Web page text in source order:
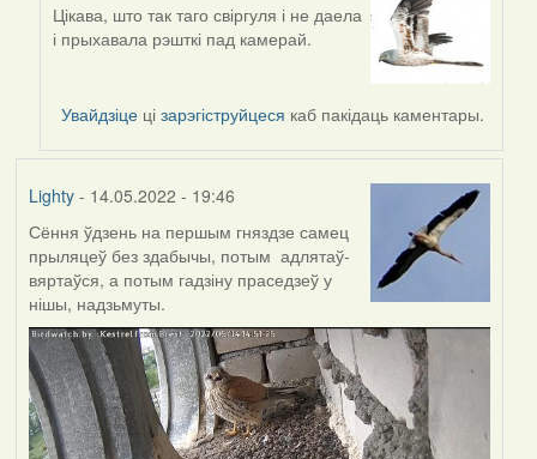
In
reply
Harrier
Цікава, што так таго свіргуля і не даела
і прыхавала рэшткі пад камерай.
Увайдзіце цізарэгіструйцеся каб пакідаць каментары.
Lighty- 14.05.2022 - 19:46
Сёння ўдзень на першым гняздзе самец
прыляцеў без здабычы, потым адлятаў-
вяртаўся, а потым гадзіну праседзеў у
нішы, надзьмуты.